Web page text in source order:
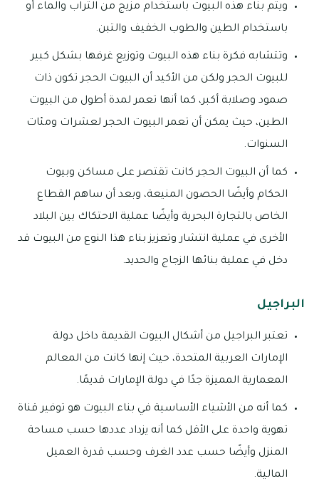
ويتم بناء هذه البيوت باستخدام مزيج من التراب والماء أو
باستخدام الطين والطوب الخفيف والتبن.
وتتشابه فكرة بناء هذه البيوت وتوزيع غرفها بشكل كبير
للبيوت الحجر ولكن من الأكيد أن البيوت الحجر تكون ذات
صمود وصلابة أكبر، كما أنها تعمر لمدة أطول من البيوت
الطين، حيث يمكن أن تعمر البيوت الحجر لعشرات ومئات
السنوات.
كما أن البيوت الحجر كانت تقتصر على مساكن وبيوت
الحكام وأيضًا الحصون المنيعة، وبعد أن ساهم القطاع
الخاص بالتجارة البحرية وأيضًا عملية الاحتكاك بين البلاد
الأخرى في عملية انتشار وتعزيز بناء هذا النوع من البيوت قد
دخل في عملية بنائها الزجاج والحديد.
البراجيل
تعتبر البراجيل من أشكال البيوت القديمة داخل دولة
الإمارات العربية المتحدة، حيث إنها كانت من المعالم
المعمارية المميزة جدًا في دولة الإمارات قديمًا.
كما أنه من الأشياء الأساسية في بناء البيوت هو توفير قناة
تهوية واحدة على الأقل كما أنه يزداد عددها حسب مساحة
المنزل وأيضًا حسب عدد الغرف وحسب قدرة العميل
المالية.